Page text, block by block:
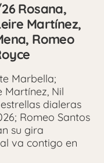
Rosana,
Martínez,
Romeo
Marbella;
Martínez, Nil
dialeras
Romeo Santos
su gira
va contigo en